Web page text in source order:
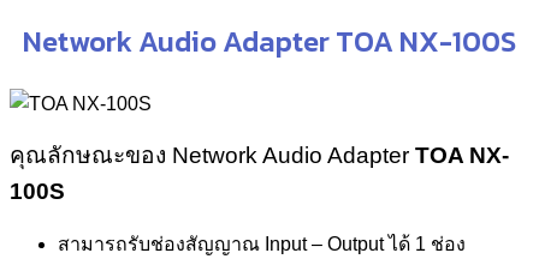
Network Audio Adapter TOA NX-100S
คุณลักษณะของ Network Audio Adapter TOA NX-
100S
สามารถรับช่องสัญญาณ Input – Output ได้ 1 ช่อง